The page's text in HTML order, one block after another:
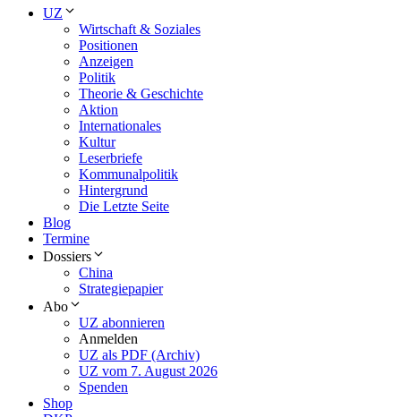
UZ
Wirtschaft & Soziales
Positionen
Anzeigen
Politik
Theorie & Geschichte
Aktion
Internationales
Kultur
Leserbriefe
Kommunalpolitik
Hintergrund
Die Letzte Seite
Blog
Termine
Dossiers
China
Strategiepapier
Abo
UZ abonnieren
Anmelden
UZ als PDF (Archiv)
UZ vom 7. August 2026
Spenden
Shop